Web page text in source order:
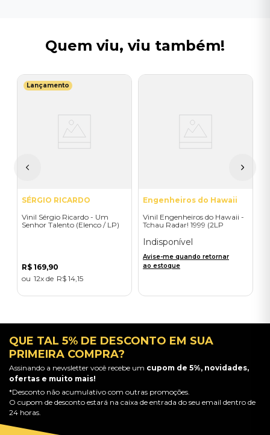
Quem viu, viu também!
Lançamento
SÉRGIO RICARDO
Vinil Sérgio Ricardo - Um
Senhor Talento (Elenco / LP)
R$ 169,90
12
R$ 14 15
Engenheiros do Hawaii
Vinil Engenheiros do Hawaii -
Tchau Radar! 1999 (2LP
Indisponível
Avise-me quando retornar
ao estoque
QUE TAL 5% DE DESCONTO EM SUA
PRIMEIRA COMPRA?
Assinando a newsletter você recebe um cupom de 5%, novidades,
ofertas e muito mais!
*Desconto não acumulativo com outras promoções.
O cupom de desconto estará na caixa de entrada do seu email dentro de
24 horas.